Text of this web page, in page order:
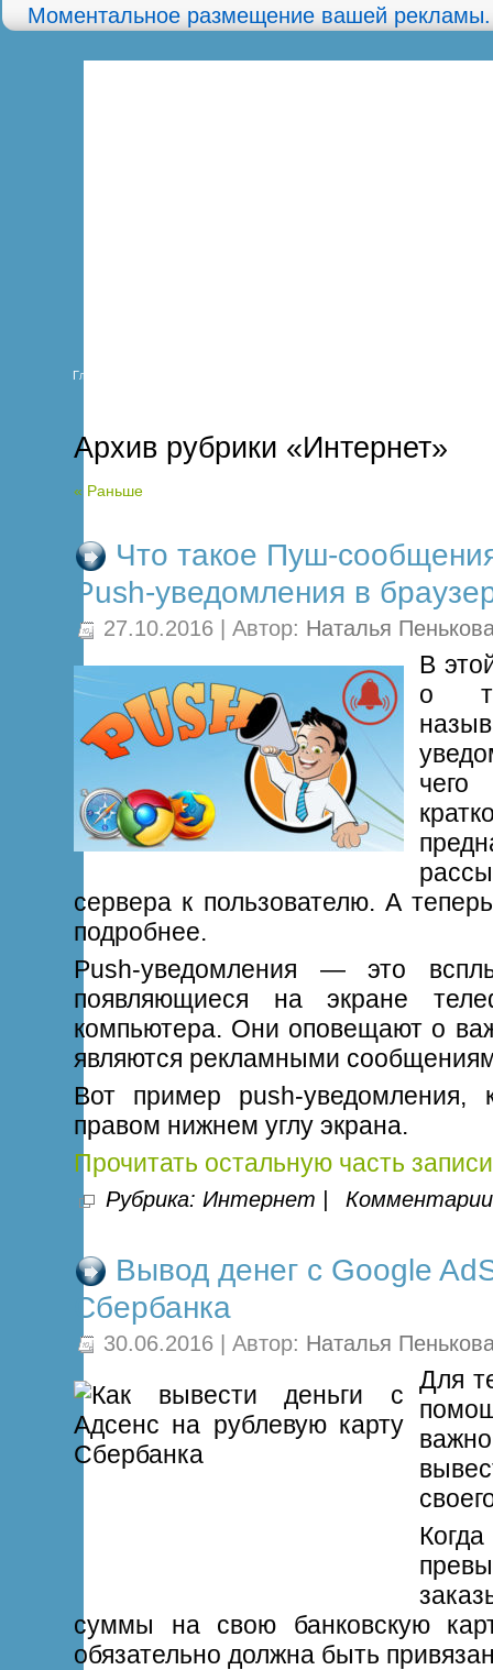
Моментальное размещение вашей рекламы.
Главная
Архив рубрики «Интернет»
« Раньше
Что такое Пуш-
Push-уведомления в
27.10.2016 | Автор: Наталья
В
о
сервера к пользователю. А
подробнее.
Push-уведомления — это
появляющиеся на экране
компьютера. Они оповещают о
являются рекламными
Вот пример push-уведомления,
правом нижнем углу экрана.
Прочитать остальную часть
Рубрика: Интернет
Вывод денег с Google
Сбербанка
30.06.2016 | Автор: Наталья
Для
суммы на свою банковскую
обязательно должна быть